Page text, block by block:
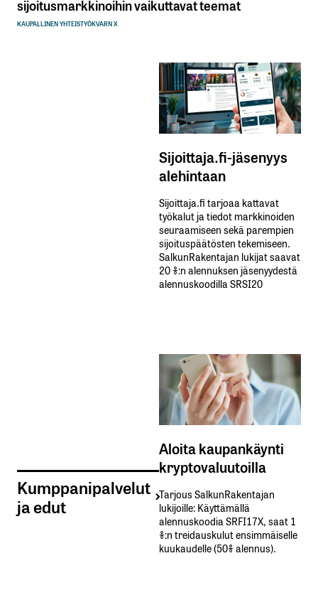
sijoitusmarkkinoihin vaikuttavat teemat
KAUPALLINEN YHTEISTYÖKVARN X
Kumppanipalvelut
ja edut
Sijoittaja.fi-jäsenyys
alehintaan
Sijoittaja.fi tarjoaa kattavat
työkalut ja tiedot markkinoiden
seuraamiseen sekä parempien
sijoituspäätösten tekemiseen.
SalkunRakentajan lukijat saavat
20 %:n alennuksen jäsenyydestä
alennuskoodilla SRSI20
Aloita kaupankäynti
kryptovaluutoilla
Tarjous SalkunRakentajan
lukijoille: Käyttämällä​ ​
alennuskoodia​ ​SRFI17X,​ ​saat​ ​1
%:n treidauskulut​ ​ensimmäiselle​ ​
kuukaudelle​ ​(50%​ ​alennus).